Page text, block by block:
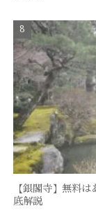
【銀閣寺】無料
底解説